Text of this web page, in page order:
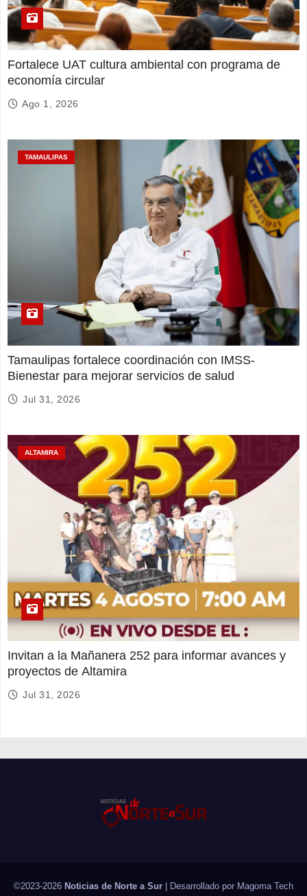
Fortalece UAT cultura ambiental con programa de
economía circular
Ago 1, 2026
TAMAULIPAS
Tamaulipas fortalece coordinación con IMSS-
Bienestar para mejorar servicios de salud
Jul 31, 2026
ALTAMIRA
Invitan a la Mañanera 252 para informar avances y
proyectos de Altamira
Jul 31, 2026
©2023-2026 Noticias de Norte a Sur | Desarrollado por Magoma Tech